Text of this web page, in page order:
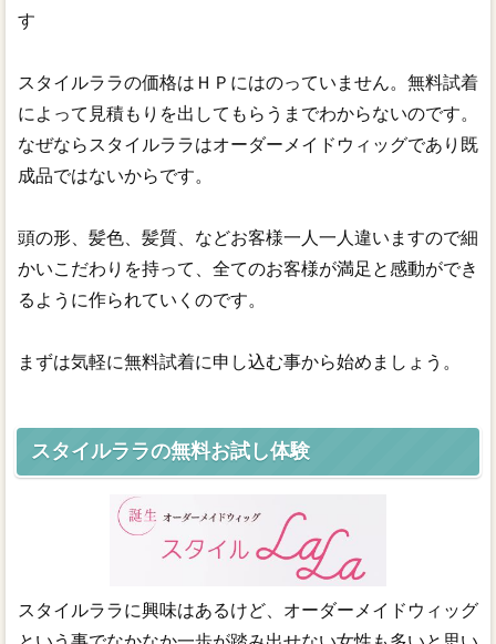
す
スタイルララの価格はＨＰにはのっていません。無料試着
によって見積もりを出してもらうまでわからないのです。
なぜならスタイルララはオーダーメイドウィッグであり既
成品ではないからです。
頭の形、髪色、髪質、などお客様一人一人違いますので細
かいこだわりを持って、全てのお客様が満足と感動ができ
るように作られていくのです。
まずは気軽に無料試着に申し込む事から始めましょう。
スタイルララの無料お試し体験
スタイルララに興味はあるけど、オーダーメイドウィッグ